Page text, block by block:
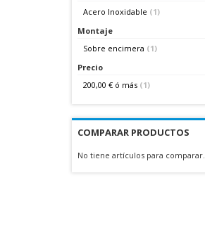
Acero Inoxidable (1)
Montaje
Sobre encimera (1)
Precio
200,00 € ó más (1)
COMPARAR PRODUCTOS
No tiene artículos para comparar.